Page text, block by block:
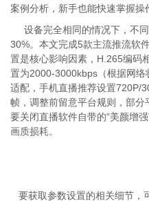
案例分析，新手也能快速掌握操
设备完全相同的情况下，不
30%。本文完成5款主流推流软
置是核心影响因素， H.265编码
置为2000-3000kbps （根据网
适配，手机直播推荐设置720P/
帧，调整前留意平台规则，部分
要关闭直播软件自带的“美颜增强
画质损耗。
要获取参数设置的相关细节，